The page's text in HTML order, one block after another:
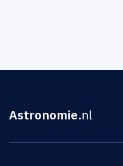
Astronomie.nl